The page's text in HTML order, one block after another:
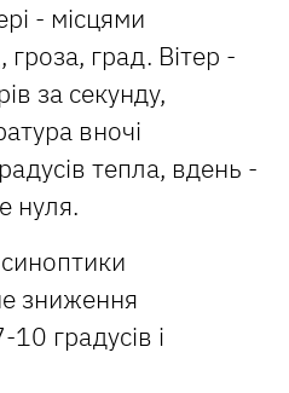
- місцями
град. Вітер -
за секунду,
вночі
тепла, вдень -
нуля.
синоптики
зниження
градусів і